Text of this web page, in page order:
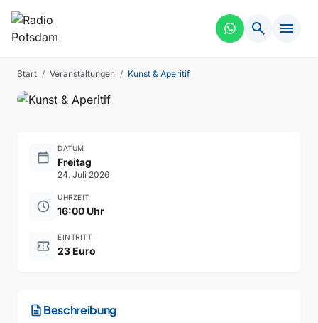
search menu
Start / Veranstaltungen / Kunst & Aperitif
FÜHRUNG
Kunst & Aperitif
calendar_today
DATUM
Freitag
24. Juli 2026
schedule
UHRZEIT
16:00 Uhr
confirmation_number
EINTRITT
23 Euro
descriptionBeschreibung